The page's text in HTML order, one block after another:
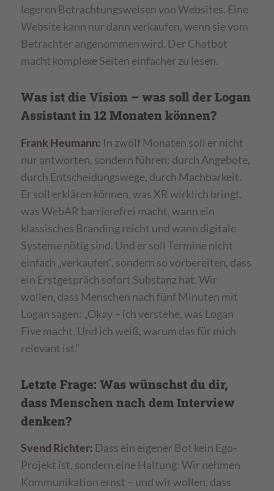
legeren Betrachtungsweisen von Websites. Eine
Website kann nur dann verkaufen, wenn sie vom
Betrachter angenommen wird. Der Chatbot
macht komplexe Seiten einfacher zu lesen.
Was ist die Vision – was soll der Logan
Assistant in 12 Monaten können?
Frank Heumann: In zwölf Monaten soll er nicht
nur antworten, sondern führen: durch Angebote,
durch Entscheidungswege, durch Machbarkeit.
Er soll erklären können, was XR wirklich bringt,
was WebAR barrierefrei macht, wann ein
klassisches Branding reicht und wann digitale
Systeme nötig sind. Und er soll Termine nicht
einfach „verkaufen“, sondern so vorbereiten, dass
ein Erstgespräch sofort Substanz hat. Wir
wollen, dass Menschen nach fünf Minuten mit
Logan sagen: „Okay – ich verstehe, was Logan
Five macht. Und ich weiß, warum das für mich
relevant ist.“
Letzte Frage: Was wünschst du dir,
dass Menschen nach dem Interview
denken?
Svend Richter: Dass ein eigener Bot kein Ego-
Projekt ist, sondern eine Haltung: Wir nehmen
Kommunikation ernst – und wir wollen, dass